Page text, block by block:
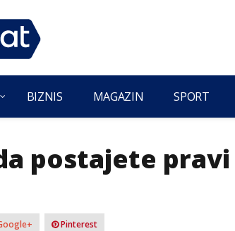
BIZNIS MAGAZIN SPORT
postajete
Pinterest